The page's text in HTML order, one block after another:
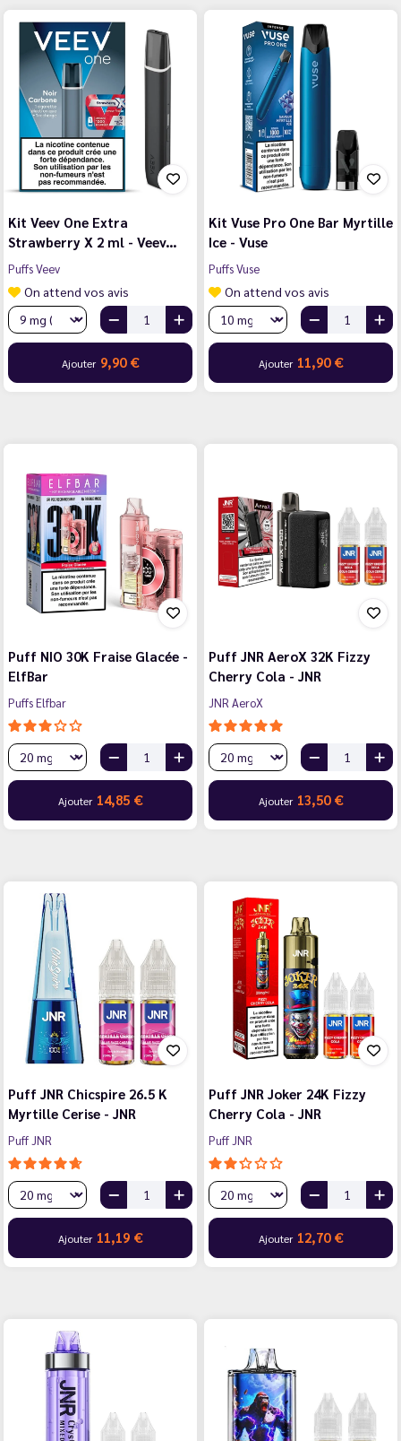
Kit Veev One Extra
Strawberry X 2 ml - Veev…
Puffs Veev
On attend vos avis
Ajouter 9,90 €
Kit Vuse Pro One Bar Myrtille
Ice - Vuse
Puffs Vuse
On attend vos avis
Ajouter 11,90 €
Puff NIO 30K Fraise Glacée -
ElfBar
Puffs Elfbar
Ajouter 14,85 €
Puff JNR AeroX 32K Fizzy
Cherry Cola - JNR
JNR AeroX
Ajouter 13,50 €
Puff JNR Chicspire 26.5 K
Myrtille Cerise - JNR
Puff JNR
Ajouter 11,19 €
Puff JNR Joker 24K Fizzy
Cherry Cola - JNR
Puff JNR
Ajouter 12,70 €